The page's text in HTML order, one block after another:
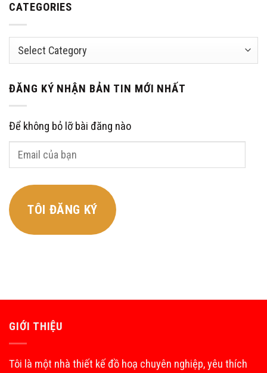
CATEGORIES
Categories
ĐĂNG KÝ NHẬN BẢN TIN MỚI NHẤT
Để không bỏ lỡ bài đăng nào
Email
TÔI ĐĂNG KÝ
GIỚI THIỆU
Tôi là một nhà thiết kế đồ hoạ chuyên nghiệp, yêu thích